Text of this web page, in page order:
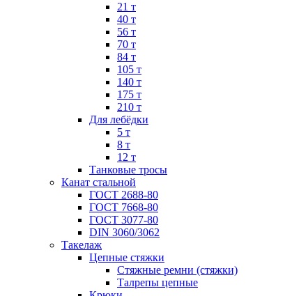
21 т
40 т
56 т
70 т
84 т
105 т
140 т
175 т
210 т
Для лебёдки
5 т
8 т
12 т
Танковые тросы
Канат стальной
ГОСТ 2688-80
ГОСТ 7668-80
ГОСТ 3077-80
DIN 3060/3062
Такелаж
Цепные стяжки
Стяжные ремни (стяжки)
Талрепы цепные